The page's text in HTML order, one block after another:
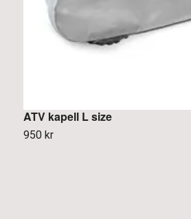
ATV kapell L size
950 kr